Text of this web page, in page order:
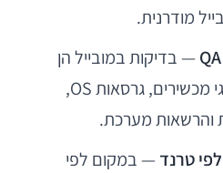
מודרנית.
— בדיקות במובייל הן
מורכבות מטבען: סוגי מכשירים, גרסאות OS,
והרשאות מערכת.
טרנד — במקום לפי